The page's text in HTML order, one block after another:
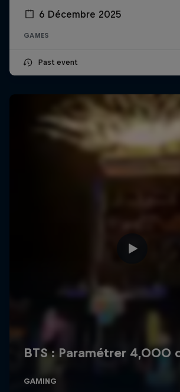
6 Décembre 2025
GAMES
Past event